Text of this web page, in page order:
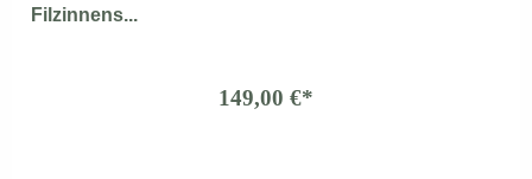
Filzinnens...
149,00 €*